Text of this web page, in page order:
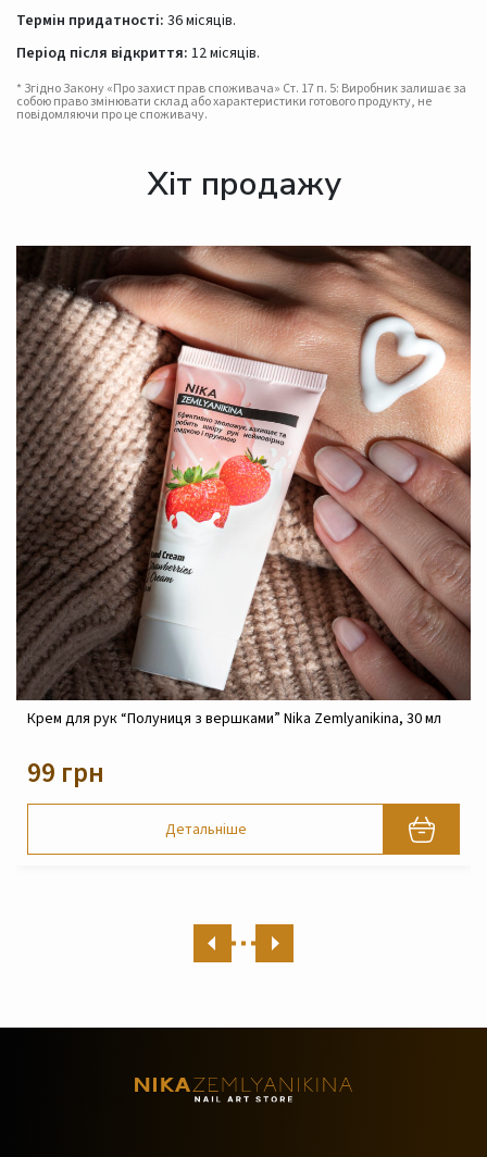
Термін придатності: 36 місяців.
Період після відкриття: 12 місяців.
* Згідно Закону «Про захист прав споживача» Ст. 17 п. 5: Виробник залишає за
собою право змінювати склад або характеристики готового продукту, не
повідомляючи про це споживачу.
Хіт продажу
Крем реконструюючий живильний для обличчя Nika
820 грн
Детальніше